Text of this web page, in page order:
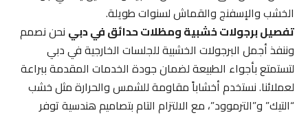
الخشب والإسفنج والقماش لسنوات طويلة.
تفصيل برجولات خشبية ومظلات حدائق في دبينحن نصمم
وننفذ أجمل البرجولات الخشبية للجلسات الخارجية في دبي
لتستمتع بأجواء الطبيعة لضمان جودة الخدمات المقدمة ببراعة
لعملائنا. نستخدم أخشاباً مقاومة للشمس والحرارة مثل خشب
“التيك” و”الترموود”، مع الالتزام التام بتصاميم هندسية توفر